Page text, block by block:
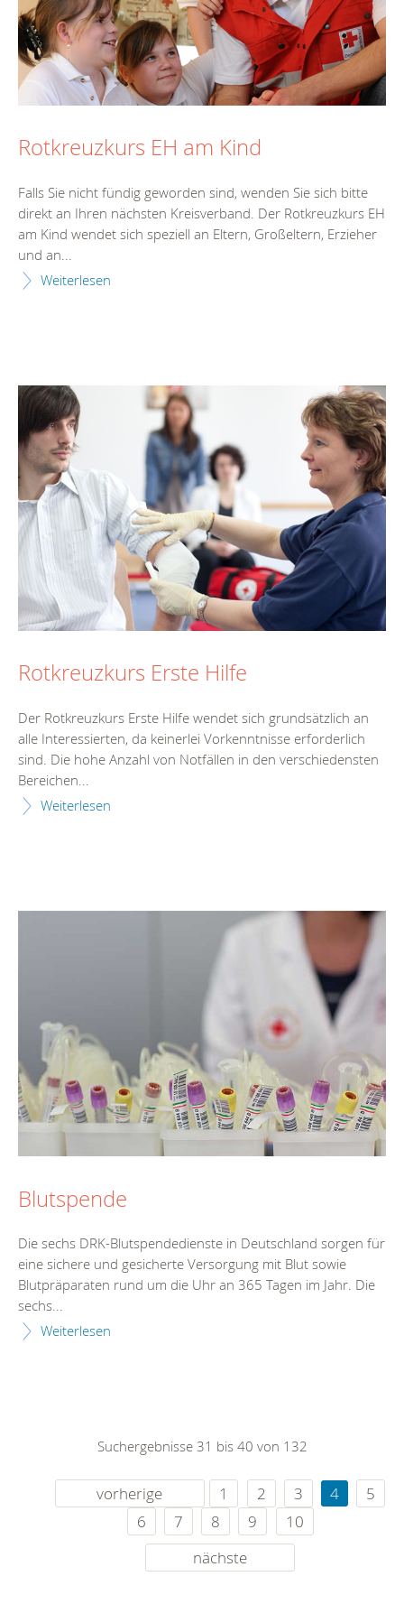
Rotkreuzkurs EH am Kind
Falls Sie nicht fündig geworden sind, wenden Sie sich bitte
direkt an Ihren nächsten Kreisverband. Der Rotkreuzkurs EH
am Kind wendet sich speziell an Eltern, Großeltern, Erzieher
und an...
Weiterlesen
Rotkreuzkurs Erste Hilfe
Der Rotkreuzkurs Erste Hilfe wendet sich grundsätzlich an
alle Interessierten, da keinerlei Vorkenntnisse erforderlich
sind. Die hohe Anzahl von Notfällen in den verschiedensten
Bereichen...
Weiterlesen
Blutspende
Die sechs DRK-Blutspendedienste in Deutschland sorgen für
eine sichere und gesicherte Versorgung mit Blut sowie
Blutpräparaten rund um die Uhr an 365 Tagen im Jahr. Die
sechs...
Weiterlesen
Suchergebnisse 31 bis 40 von 132
vorherige 1 2 3 4
5
6
7 8 9
10
nächste